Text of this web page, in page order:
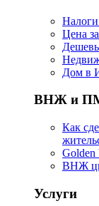
Цена
Дом в
ВНЖ и
Как
Golden
ВНЖ
Услуги